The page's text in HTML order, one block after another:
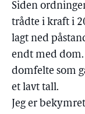
Siden
trådte i kraft i
lagt ned
endt med dom.
domfelte som
et lavt tall.
Jeg er